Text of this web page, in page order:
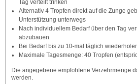
Tag verteilt trinken
Alternativ 4 Tropfen direkt auf die Zunge
Unterstützung unterwegs
Nach individuellem Bedarf über den Tag
abzubauen
Bei Bedarf bis zu 10-mal täglich
Maximale Tagesmenge: 40 Tropfen
Die angegebene empfohlene Verzehrmenge
werden.